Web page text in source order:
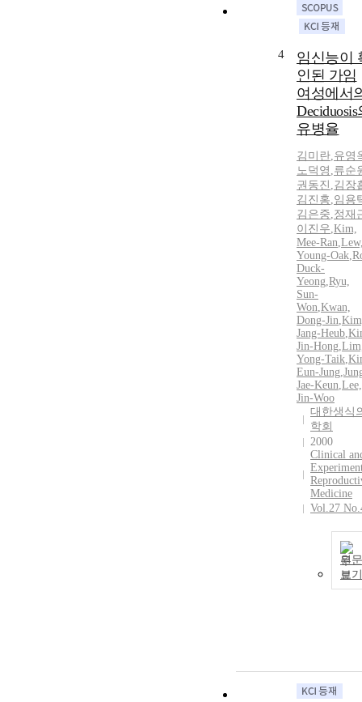
4
임신능이
인된 가임
여성에서
Deciduosis
유병율
김미란,유영
노덕영 ,류순
권동진 ,김장
김진홍,임용
김은중,정재
이진우,Kim,
Mee-Ran,
Young-Oak,
Duck-
Yeong,Ryu,
Sun-
Won,Kwan,
Dong-Jin,
Jang-Heub,
Jin-Hong,
Yong-Taik,
Eun-Jung,
Jae-Keun,Lee,
Jin-Woo
대한생식
학회
2000
Clinical
Medicine
Vol.27
원문
보기